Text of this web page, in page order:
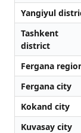
Yangiyul
Tashkent
district
Fergana
Fergana city
Kokand city
Kuvasay city